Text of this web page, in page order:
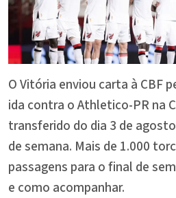
O Vitória enviou carta à CBF
ida contra o Athletico-PR na
transferido do dia 3 de
de semana. Mais de 1.000
passagens para o final de
e como acompanhar.